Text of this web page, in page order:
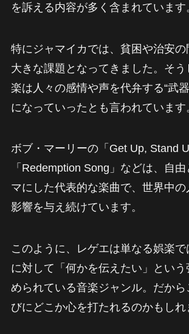
を訴える内容が多く含まれています
特にジャマイカでは、貧困や治安
大きな課題となってきました。そ
楽は人々の感情や声を代弁する“武
になっていったとも言われています
ボブ・マーリーの「Get Up, Stand
「Redemption Song」などは、自
マにした代表的な楽曲で、世界中
影響を与え続けています。
このように、レゲエは単なる娯楽
に対して「何かを伝えたい」とい
められている音楽ジャンル。だから
びにどこか心を打たれるのかもしれ